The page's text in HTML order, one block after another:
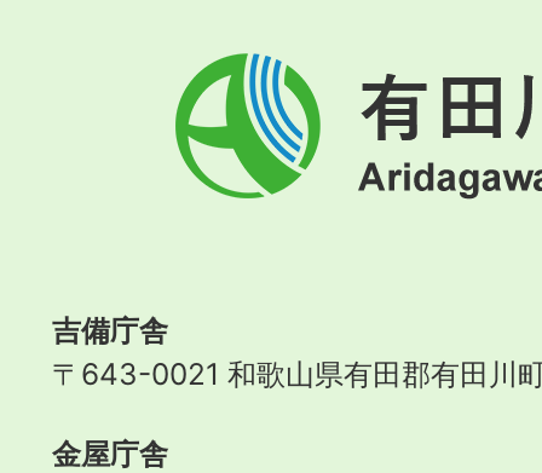
有
田
川
町
吉備庁舎
〒643-0021 和歌山県有田郡有田川
金屋庁舎